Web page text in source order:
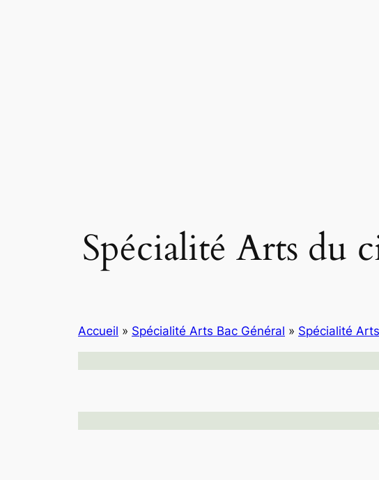
Spécialité Arts du
Accueil » Spécialité Arts Bac Général » Spécialité